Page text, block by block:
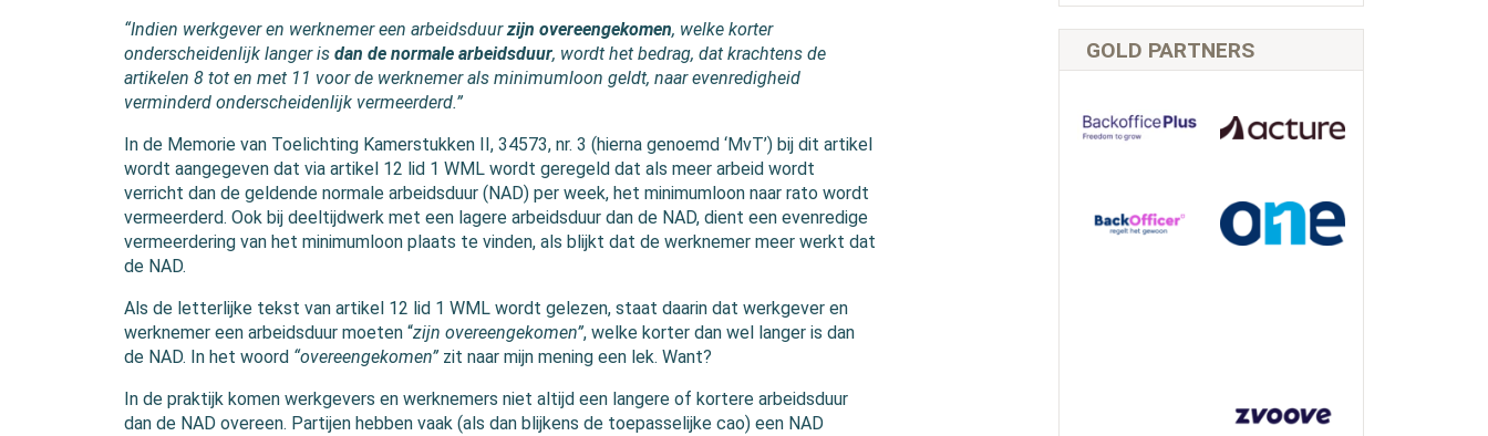
“Indien werkgever en werknemer een arbeidsduurzijn overeengekomen, welke korter
onderscheidenlijk langer is dan de normale arbeidsduur, wordt het bedrag, dat krachtens de
artikelen 8 tot en met 11 voor de werknemer als minimumloon geldt, naar evenredigheid
verminderd onderscheidenlijk vermeerderd.”
In de Memorie van Toelichting Kamerstukken II, 34573, nr. 3 (hierna genoemd ‘MvT’) bij dit artikel
wordt aangegeven dat via artikel 12 lid 1 WML wordt geregeld dat als meer arbeid wordt
verricht dan de geldende normale arbeidsduur (NAD) per week, het minimumloon naar rato wordt
vermeerderd. Ook bij deeltijdwerk met een lagere arbeidsduur dan de NAD, dient een evenredige
vermeerdering van het minimumloon plaats te vinden, als blijkt dat de werknemer meer werkt dat
de NAD.
Als de letterlijke tekst van artikel 12 lid 1 WML wordt gelezen, staat daarin dat werkgever en
werknemer een arbeidsduur moeten “zijn overeengekomen”, welke korter dan wel langer is dan
de NAD. In het woord “overeengekomen” zit naar mijn mening een lek. Want?
In de praktijk komen werkgevers en werknemers niet altijd een langere of kortere arbeidsduur
dan de NAD overeen. Partijen hebben vaak (als dan blijkens de toepasselijke cao) een NAD
GOLD PARTNERS